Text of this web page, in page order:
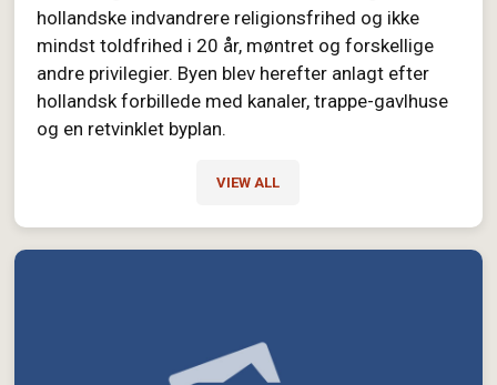
hollandske indvandrere religionsfrihed og ikke
mindst toldfrihed i 20 år, møntret og forskellige
andre privilegier. Byen blev herefter anlagt efter
hollandsk forbillede med kanaler, trappe-gavlhuse
og en retvinklet byplan.
VIEW ALL